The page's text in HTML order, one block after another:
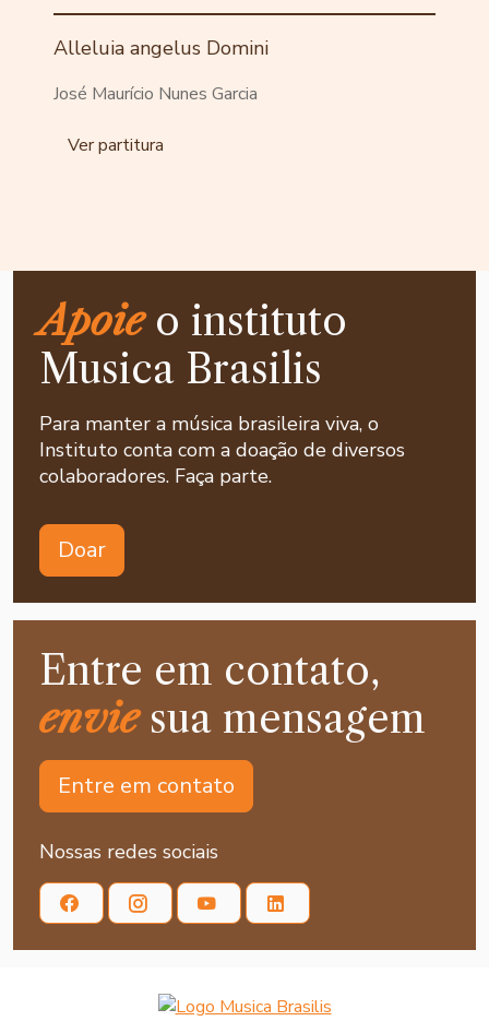
Alleluia angelus Domini
José Maurício Nunes Garcia
Ver partitura
Apoieo instituto
Musica Brasilis
Para manter a música brasileira viva, o
Instituto conta com a doação de diversos
colaboradores. Faça parte.
Doar
Entre em contato,
enviesua mensagem
Entre em contato
Nossas redes sociais